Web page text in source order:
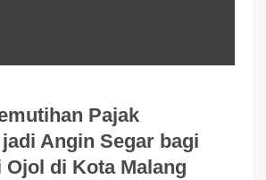
Pajak
Angin Segar bagi
Ojol di Kota Malang